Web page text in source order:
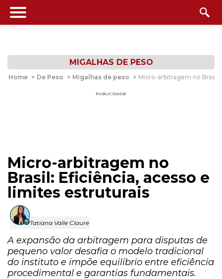
MIGALHAS DE PESO
Home > De Peso > Migalhas de peso > Micro-arbitragem no
PUBLICIDADE
Micro-arbitragem no
Brasil: Eficiência, acesso e
limites estruturais
Tatiana Valle Claure
A expansão da arbitragem para disputas de
pequeno valor desafia o modelo tradicional
do instituto e impõe equilíbrio entre eficiência
procedimental e garantias fundamentais.